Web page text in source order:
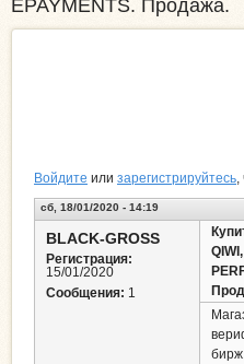
EPAYMENTS. Продажа.
Войдите или зарегистрируйтесь,
сб, 18/01/2020 - 14:19
BLACK-GROSS
Регистрация:
15/01/2020
Сообщения: 1